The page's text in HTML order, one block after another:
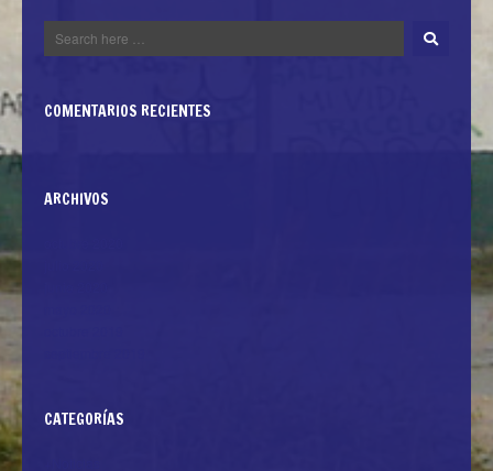
COMENTARIOS RECIENTES
ARCHIVOS
CATEGORÍAS